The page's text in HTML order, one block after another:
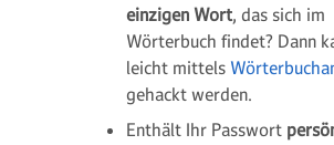
einzigen Wort, das sich im
Wörterbuch findet? Dann
leicht mittels
gehackt werden.
Enthält Ihr Passwort